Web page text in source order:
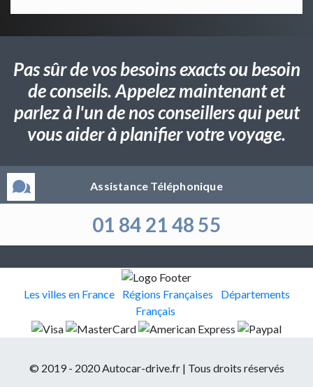
Pas sûr de vos besoins exacts ou besoin
de conseils. Appelez maintenant et
parlez à l'un de nos conseillers qui peut
vous aider à planifier votre voyage.
Assistance Téléphonique
01 84 21 48 55
Les villes en France Régions Françaises
Départements
Français
© 2019 - 2020 Autocar-drive.fr | Tous droits réservés